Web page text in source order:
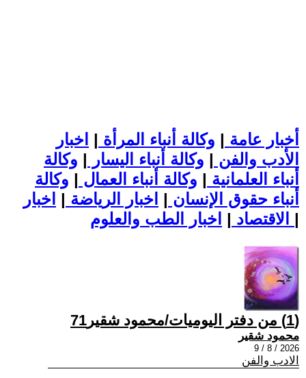
أخبار عامة | وكالة أنباء المرأة | اخبار
الأدب والفن | وكالة أنباء اليسار | وكالة
أنباء العلمانية | وكالة أنباء العمال | وكالة
أنباء حقوق الإنسان | اخبار الرياضة | اخبار
الاقتصاد | |
(1) من دفتر اليوميات/محمود شقير71
محمود شقير
2026 / 8 / 9
الادب والفن